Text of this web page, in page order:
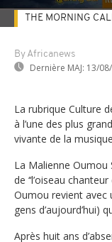
By Africanews
Dernière MAJ: 13/
THE MORNING
La rubrique Culture
à l’une des plus
vivante de la
La Malienne Oumou
de ‘‘l’oiseau
Oumou revient avec
gens d’aujourd’hui)
Après huit ans